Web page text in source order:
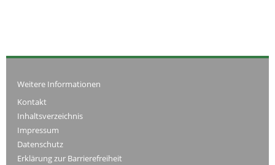
Weitere Informationen
Kontakt
Inhaltsverzeichnis
Impressum
Datenschutz
Erklärung zur Barrierefreiheit